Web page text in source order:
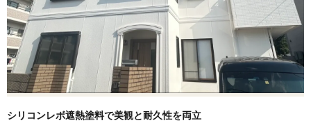
シリコンレボ遮熱塗料で美観と耐久性を両立